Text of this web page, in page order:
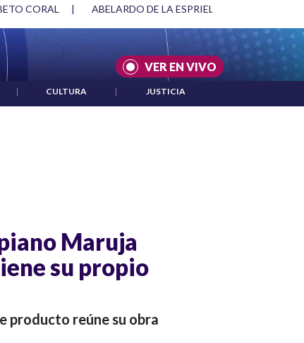
CORAL | ABELARDO DE LA ESPRIELLA Y DMG
VER EN VIVO
| CULTURA | JUSTICIA
Maruja
su propio
producto reúne su obra